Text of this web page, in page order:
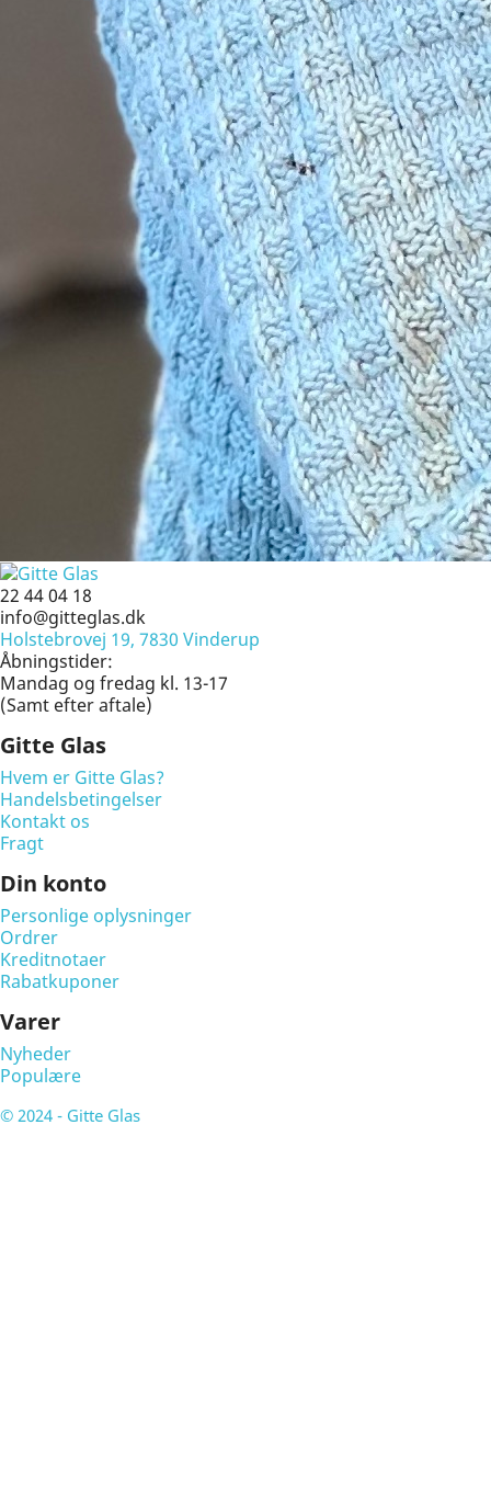
22 44 04 18
info@gitteglas.dk
Holstebrovej 19, 7830 Vinderup
Åbningstider:
Mandag og fredag kl. 13-17
(Samt efter aftale)
Gitte Glas
Hvem er Gitte Glas?
Handelsbetingelser
Kontakt os
Fragt
Din konto
Personlige oplysninger
Ordrer
Kreditnotaer
Rabatkuponer
Varer
Nyheder
Populære
© 2024 - Gitte Glas